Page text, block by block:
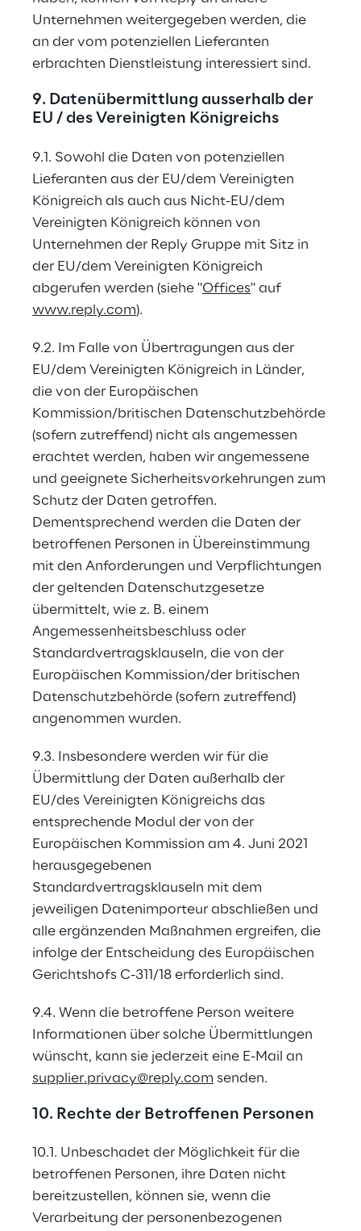
Unternehmen weitergegeben werden, die
an der vom potenziellen Lieferanten
erbrachten Dienstleistung interessiert sind.
9. Datenübermittlung ausserhalb der
EU / des Vereinigten Königreichs
9.1. Sowohl die Daten von potenziellen
Lieferanten aus der EU/dem Vereinigten
Königreich als auch aus Nicht-EU/dem
Vereinigten Königreich können von
Unternehmen der Reply Gruppe mit Sitz in
der EU/dem Vereinigten Königreich
abgerufen werden (siehe "Offices" auf
www.reply.com).
9.2. Im Falle von Übertragungen aus der
EU/dem Vereinigten Königreich in Länder,
die von der Europäischen
Kommission/britischen Datenschutzbehörde
(sofern zutreffend) nicht als angemessen
erachtet werden, haben wir angemessene
und geeignete Sicherheitsvorkehrungen zum
Schutz der Daten getroffen.
Dementsprechend werden die Daten der
betroffenen Personen in Übereinstimmung
mit den Anforderungen und Verpflichtungen
der geltenden Datenschutzgesetze
übermittelt, wie z. B. einem
Angemessenheitsbeschluss oder
Standardvertragsklauseln, die von der
Europäischen Kommission/der britischen
Datenschutzbehörde (sofern zutreffend)
angenommen wurden.
9.3. Insbesondere werden wir für die
Übermittlung der Daten außerhalb der
EU/des Vereinigten Königreichs das
entsprechende Modul der von der
Europäischen Kommission am 4. Juni 2021
herausgegebenen
Standardvertragsklauseln mit dem
jeweiligen Datenimporteur abschließen und
alle ergänzenden Maßnahmen ergreifen, die
infolge der Entscheidung des Europäischen
Gerichtshofs C-311/18 erforderlich sind.
9.4. Wenn die betroffene Person weitere
Informationen über solche Übermittlungen
wünscht, kann sie jederzeit eine E-Mail an
supplier.privacy@reply.com senden.
10. Rechte der Betroffenen Personen
10.1. Unbeschadet der Möglichkeit für die
betroffenen Personen, ihre Daten nicht
bereitzustellen, können sie, wenn die
Verarbeitung der personenbezogenen